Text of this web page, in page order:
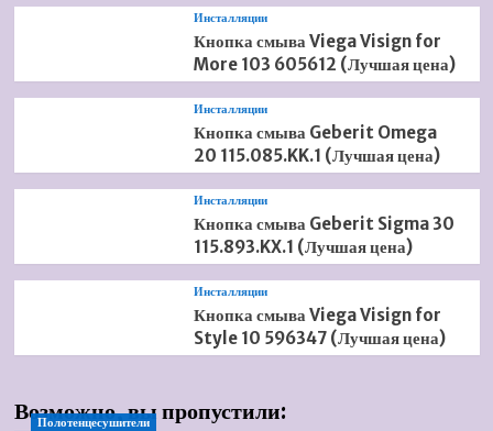
Инсталляции
Кнопка смыва Viega Visign for
More 103 605612 (Лучшая цена)
Инсталляции
Кнопка смыва Geberit Omega
20 115.085.KK.1 (Лучшая цена)
Инсталляции
Кнопка смыва Geberit Sigma 30
115.893.KX.1 (Лучшая цена)
Инсталляции
Кнопка смыва Viega Visign for
Style 10 596347 (Лучшая цена)
Возможно, вы пропустили:
Полотенцесушители